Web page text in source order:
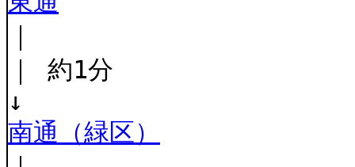
｜ 約1分
↓
南通（緑区）